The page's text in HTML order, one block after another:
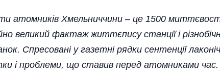
атомників Хмельниччини – це 1500
великий фактаж життєпису станції і
Спресовані у газетні рядки сентенції
і проблеми, що ставив перед атомниками час.